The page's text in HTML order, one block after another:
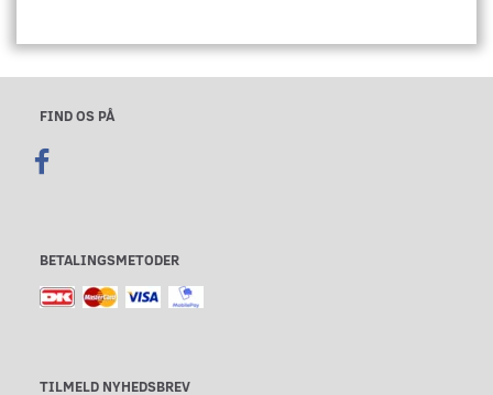
FIND OS PÅ
BETALINGSMETODER
TILMELD NYHEDSBREV